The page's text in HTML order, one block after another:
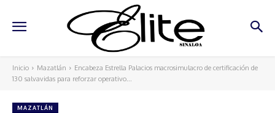
Inicio Mazatlán
Encabeza Estrella Palacios macrosimulacro de certificación de
130 salvavidas para reforzar operativo...
MAZATLÁN